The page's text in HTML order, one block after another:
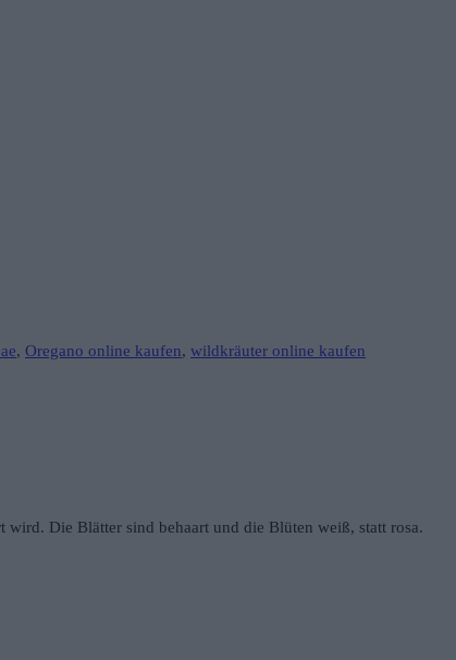
, Oregano online kaufen, wildkräuter online kaufen
wird. Die Blätter sind behaart und die Blüten weiß, statt rosa.